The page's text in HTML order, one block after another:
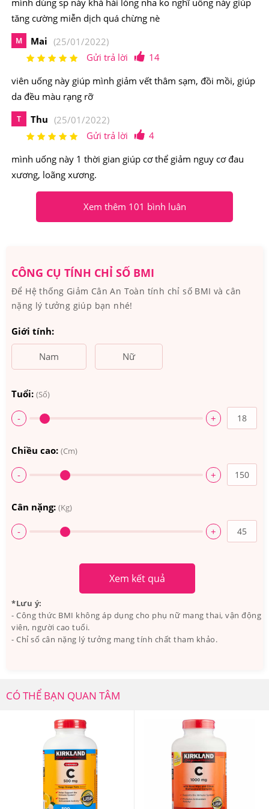
Nature Made Super C With D3 & Zinc chứa rất nhiều
vintamin C giúp nâng cao đề kháng
Gốc Xuất Xứ Từ Đâu, Thành Phần Như Thế
Nào?
Thương hiệu: Nature Made
Quy cách: Hộp 200 viên
Dịch Nature Made Super C With D3 & Zinc Của Mỹ
Thành phần chính gồm: Vitamin C (900mg); Vitamin A
(450mcg); Vitamin E (15mg); Vitamin D3 (25mcg); Zinc
Nature Made Super C With D3 & Zinc của Nature Made
sản xuất đạt chuẩn USP của Mỹ
3.Viên Uống Tăng Cường Miễn Dịch Nature
Made Super C With D3 & Zinc Của Mỹ Có Tốt
mình dùng sp này khá hài lòng nha ko nghĩ uống này giúp
tăng cường miễn dịch quá chừng nè
M Mai (25/01/2022)
Gửi trả lời
14
viên uống này giúp mình giảm vết thâm sạm, đồi mồi, giúp
da đều màu rạng rỡ
T Thu (25/01/2022)
Gửi trả lời
4
mình uống này 1 thời gian giúp cơ thể giảm nguy cơ đau
xương, loãng xương.
Xem thêm 101 bình luân
CÔNG CỤ TÍNH CHỈ SỐ BMI
Để Hệ thống Giảm Cân An Toàn tính chỉ số BMI và cân
nặng lý tưởng giúp bạn nhé!
Giới tính:
Nam Nữ
Tuổi: (Số)
- +
Chiều cao: (Cm)
- +
Cân nặng: (Kg)
- +
Xem kết quả
*Lưu ý:
- Công thức BMI không áp dụng cho phụ nữ mang thai, vận động
viên, người cao tuổi.
- Chỉ số cân nặng lý tưởng mang tính chất tham khảo.
CÓ THỂ BẠN QUAN TÂM